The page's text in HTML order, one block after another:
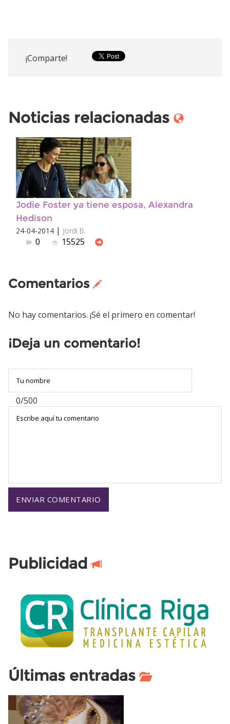
¡Comparte!
Noticias relacionadas
Jodie Foster ya tiene esposa, Alexandra
Hedison
24-04-2014 | Jordi B.
0 15525
Comentarios
No hay comentarios. ¡Sé el primero en comentar!
¡Deja un comentario!
0/500
Publicidad
Últimas entradas